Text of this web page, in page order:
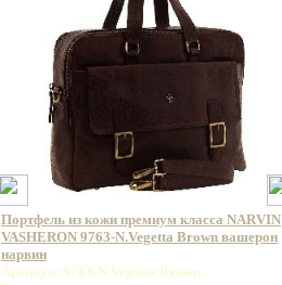
Портфель из кожи премиум класса NARVIN
VASHERON 9763-N.Vegetta Brown вашерон
нарвин
Артикул: 9763-N.Vegetta Brown